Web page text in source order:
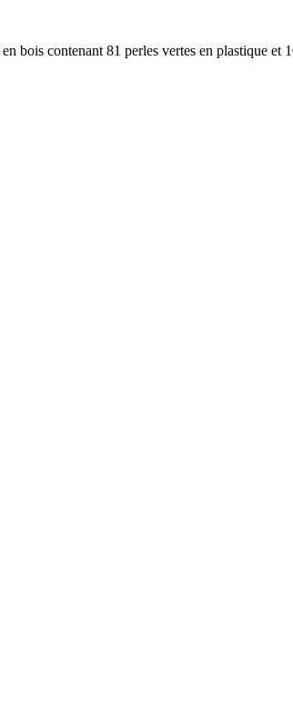
bois contenant 81 perles vertes en plastique et